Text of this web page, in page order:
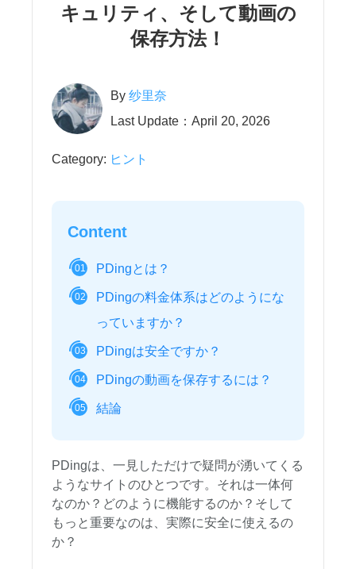
キュリティ、そして動画の
保存方法！
By 纱里奈
Last Update：April 20, 2026
Category: ヒント
Content
01 PDingとは？
02
PDingの料金体系はどのようにな
っていますか？
03 PDingは安全ですか？
04 PDingの動画を保存するには？
05 結論
PDingは、一見しただけで疑問が湧いてくる
ようなサイトのひとつです。それは一体何
なのか？どのように機能するのか？そして
もっと重要なのは、実際に安全に使えるの
か？